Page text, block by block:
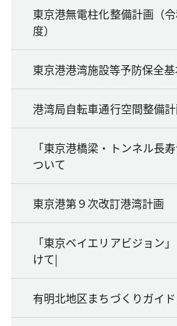
東京港無電柱化整備計画（
度）
東京港港湾施設等予防保全
港湾局自転車通行空間整備
「東京港橋梁・トンネル長
ついて
東京港第９次改訂港湾計画
「東京ベイエリアビジョン
けて|
有明北地区まちづくりガイ